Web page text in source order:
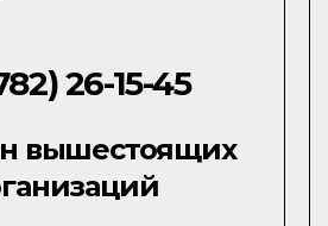
26-15-45
вышестоящих